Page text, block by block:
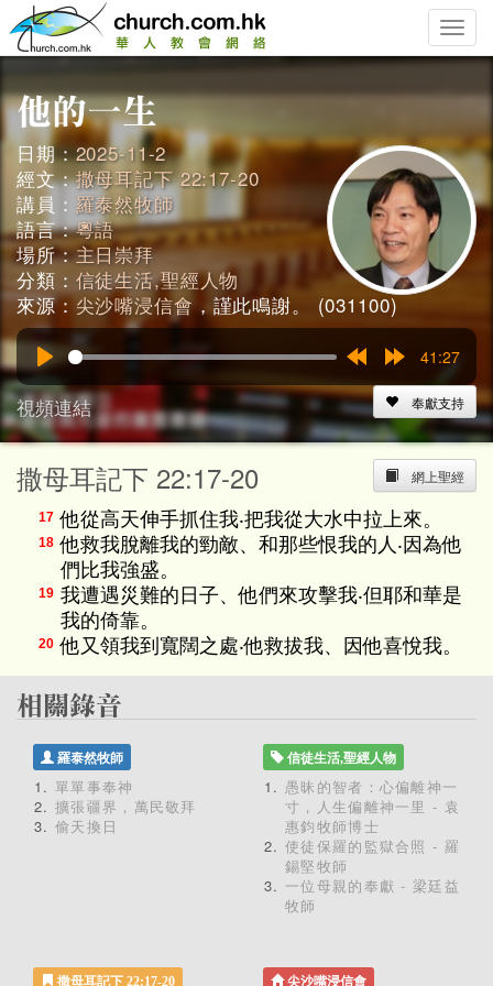
Toggle
日期：2025-11-2
經文：撒母耳記下 22:17-20
講員： 羅泰然牧師
語言：粵語
場所：主日崇拜
分類： 信徒生活,聖經人物
來源：尖沙嘴浸信會，謹此鳴謝。 (031100)
Play
15s
15s
41:27
視頻連結 奉獻支持
網上聖經
撒母耳記下 22:17-20
17 他從高天伸手抓住我‧把我從大水中拉上來。
18 他救我脫離我的勁敵、和那些恨我的人‧因為他
們比我強盛。
19 我遭遇災難的日子、他們來攻擊我‧但耶和華是
我的倚靠。
20 他又領我到寬闊之處‧他救拔我、因他喜悅我。
羅泰然牧師
單單事奉神
擴張疆界，萬民敬拜
偷天換日
信徒生活,聖經人物
愚昧的智者：心偏離神一
寸，人生偏離神一里 - 袁
惠鈞牧師博士
使徒保羅的監獄合照 - 羅
錫堅牧師
一位母親的奉獻 - 梁廷益
牧師
撒母耳記下 22:17-20 尖沙嘴浸信會